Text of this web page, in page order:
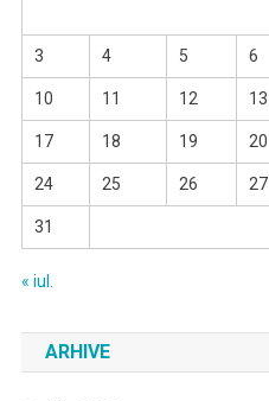
3 4 5 6
10 11 12 13
17 18 19 20
24 25 26 27
31
« iul.
ARHIVE